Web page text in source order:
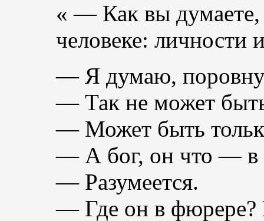
« — Как вы думаете,
человеке: личности
— Я думаю,
— Так не может
— Может быть
— А бог, он что — в
— Разумеется.
— Где он в фюрере?